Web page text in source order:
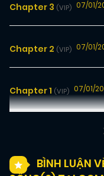
Chapter 3 (VIP) 07/01/
Chapter 2 (VIP) 07/01/
Chapter 1 (VIP) 07/01/
BÌNH LUẬN